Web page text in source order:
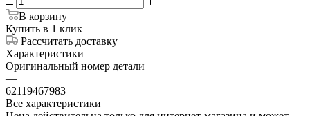
В корзину
Купить в 1 клик
Рассчитать доставку
Характеристики
Оригинальный номер детали
—
62119467983
Все характеристики